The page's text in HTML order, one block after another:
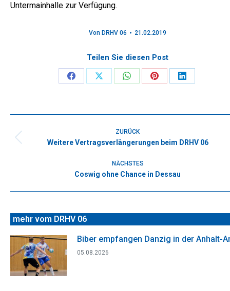
Untermainhalle zur Verfügung.
Von DRHV 06 21.02.2019
Teilen Sie diesen Post
Share
Facebook
Share
X
Share
WhatsApp
Share
Pinterest
Share
LinkedIn
ZURÜCK
Vorheriger
Weitere Vertragsverlängerungen beim DRHV 06
NÄCHSTES
Nächster
Coswig ohne Chance in Dessau
mehr vom DRHV 06
Biber empfangen Danzig in der Anhalt-
05.08.2026